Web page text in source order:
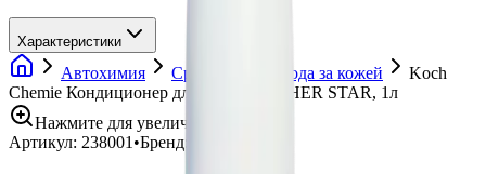
Характеристики
Автохимия Средства для ухода за кожей
Koch
Chemie Кондиционер для кожи LEATHER STAR, 1л
Нажмите для увеличения
Артикул: 238001 •Бренд: